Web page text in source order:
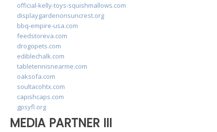
official-kelly-toys-squishmallows.com
displaygardenonsuncrest.org
bbq-empire-usa.com
feedstoreva.com
drogopets.com
ediblechalk.com
tabletennisnearme.com
oaksofa.com
soultacohtx.com
capishcaps.com
gpsyfl.org
MEDIA PARTNER III